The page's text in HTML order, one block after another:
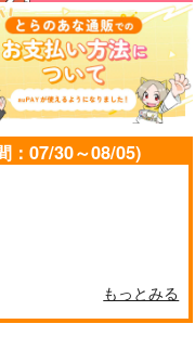
HappyTweet3
HALLOWEEN
1,572円（税込）
宮侑
：07/30～08/05)
もっとみる